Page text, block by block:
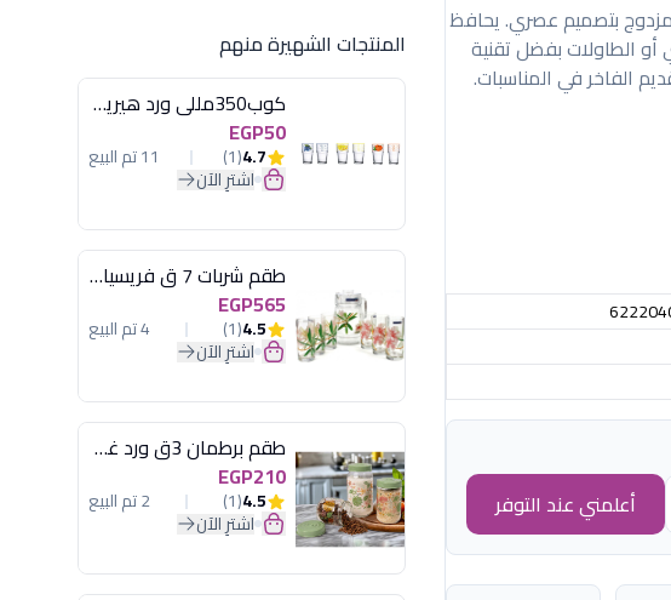
6 قطع زجاج مزدوج بتصميم عصري. يحافظ
أو الطاولات بفضل تقنية
الفاخر في المناسبات.
أعلمني عند التوفر
المنتجات الشهيرة منهم
كوب350مللى ورد هيريفين
EGP50
4.7
(1) 11 تم البيع
اشترِ الآن
طقم شربات 7 ق فريسيا لومينارك
EGP565
4.5
(1) 4 تم البيع
اشترِ الآن
طقم برطمان 3ق ورد غطاء مينت جرين هيريفين
EGP210
4.5
(1) 2 تم البيع
اشترِ الآن